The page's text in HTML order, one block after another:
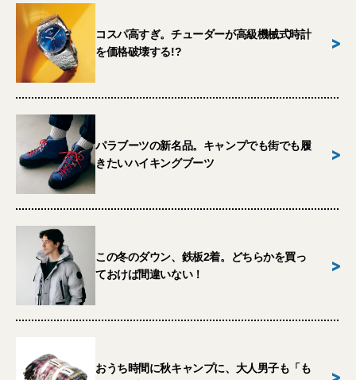
コスパ高すぎ。チューダーが高級機械式時計
を価格破壊する!?
>
パラブーツの新名品。キャンプでも街でも履
きたいハイキングブーツ
>
この冬のダウン、鉄板2着。どちらかを買っ
ておけば間違いない！
>
おうち時間に秋キャンプに、大人男子も「も